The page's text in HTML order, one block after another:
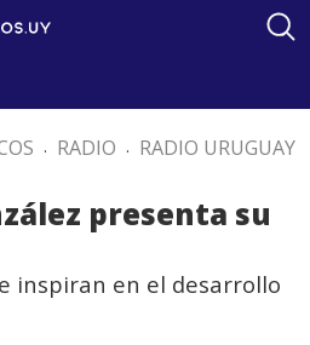
. RADIO . RADIO URUGUAY
presenta su
inspiran en el desarrollo